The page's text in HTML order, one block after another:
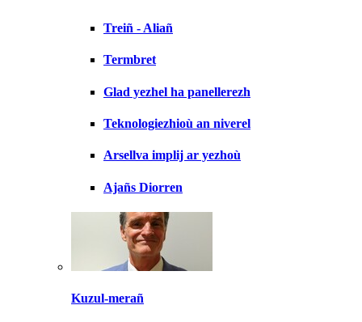
Treiñ - Aliañ
Termbret
Glad yezhel ha panellerezh
Teknologiezhioù an niverel
Arsellva implij ar yezhoù
Ajañs Diorren
Kuzul-merañ